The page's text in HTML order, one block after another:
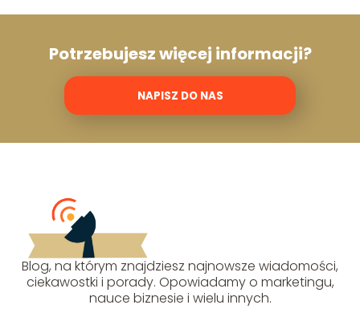
Potrzebujesz więcej informacji?
NAPISZ DO NAS
Blog, na którym znajdziesz najnowsze wiadomości,
ciekawostki i porady. Opowiadamy o marketingu,
nauce biznesie i wielu innych.